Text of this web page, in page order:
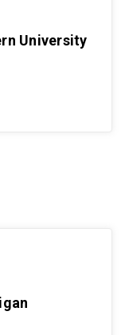
University